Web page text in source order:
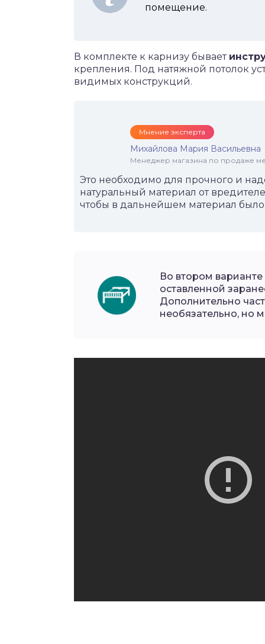
помещение.
В комплекте к карнизу бывает
крепления. Под натяжной потолок
видимых конструкций.
Мнение эксперта
Михайлова Мария Васильевна
Менеджер магазина по продаже
Это необходимо для прочного и
натуральный материал от
чтобы в дальнейшем материал
Во втором варианте
оставленной
Дополнительно
необязательно, но